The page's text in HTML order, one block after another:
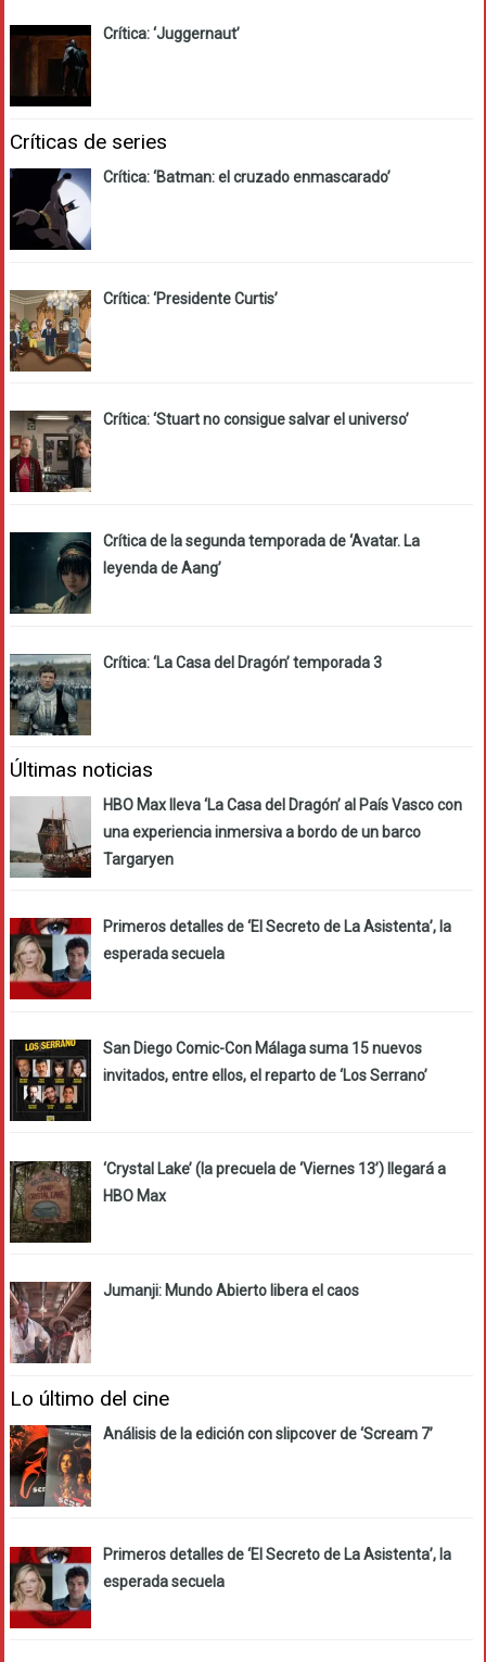
Crítica: ‘Juggernaut’
Críticas de series
Crítica: ‘Batman: el cruzado enmascarado’
Crítica: ‘Presidente Curtis’
Crítica: ‘Stuart no consigue salvar el universo’
Crítica de la segunda temporada de ‘Avatar. La
leyenda de Aang’
Crítica: ‘La Casa del Dragón’ temporada 3
Últimas noticias
HBO Max lleva ‘La Casa del Dragón’ al País Vasco con
una experiencia inmersiva a bordo de un barco
Targaryen
Primeros detalles de ‘El Secreto de La Asistenta’, la
esperada secuela
San Diego Comic-Con Málaga suma 15 nuevos
invitados, entre ellos, el reparto de ‘Los Serrano’
‘Crystal Lake’ (la precuela de ‘Viernes 13’) llegará a
HBO Max
Jumanji: Mundo Abierto libera el caos
Lo último del cine
Análisis de la edición con slipcover de ‘Scream 7’
Primeros detalles de ‘El Secreto de La Asistenta’, la
esperada secuela